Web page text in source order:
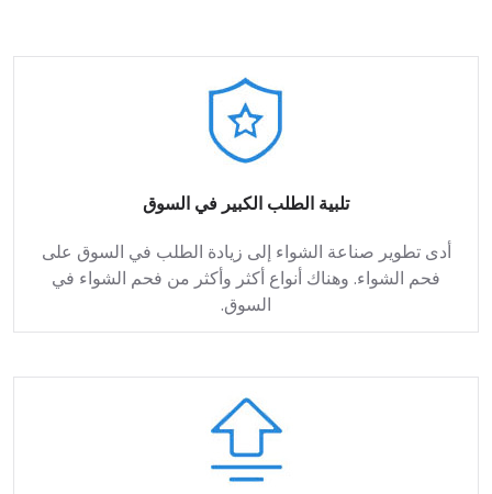
تلبية الطلب الكبير في السوق
أدى تطوير صناعة الشواء إلى زيادة الطلب في السوق على
فحم الشواء. وهناك أنواع أكثر وأكثر من فحم الشواء في
السوق.